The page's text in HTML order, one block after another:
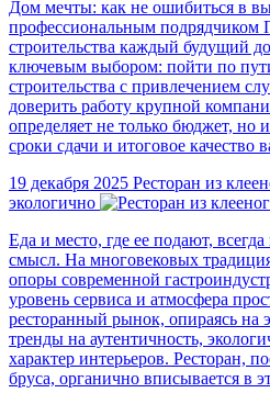
Дом мечты: как не ошибиться в
профессиональным подрядчиком
строительства каждый будущий
ключевым выбором: пойти по
строительства с привлечением
доверить работу крупной
определяет не только бюджет, но
сроки сдачи и итоговое
19 декабря 2025 Ресторан из
экологично
Еда и место, где ее подают,
смысл. На многовековых
опоры современной
уровень сервиса и атмосфера
ресторанный рынок, опираясь на
тренды на аутентичность,
характер интерьеров. Ресторан,
бруса, органично вписывается в